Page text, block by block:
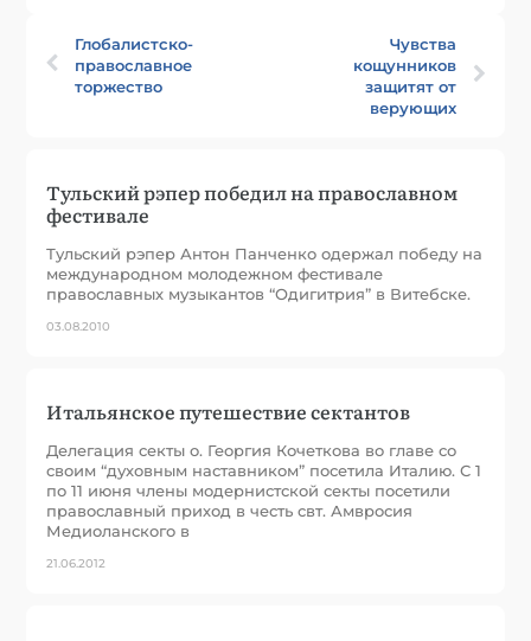
Глобалистско-
православное
торжество
Чувства
кощунников
защитят от
верующих
Тульский рэпер победил на православном
фестивале
Тульский рэпер Антон Панченко одержал победу на
международном молодежном фестивале
православных музыкантов “Одигитрия” в Витебске.
03.08.2010
Итальянское путешествие сектантов
Делегация секты о. Георгия Кочеткова во главе со
своим “духовным наставником” посетила Италию. С 1
по 11 июня члены модернистской секты посетили
православный приход в честь свт. Амвросия
Медиоланского в
21.06.2012